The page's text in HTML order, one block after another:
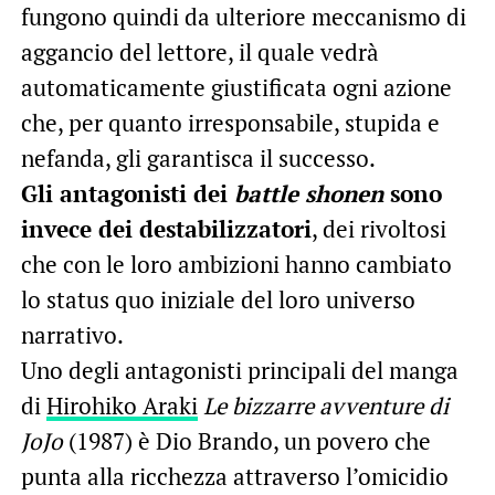
fungono quindi da ulteriore meccanismo di
aggancio del lettore, il quale vedrà
automaticamente giustificata ogni azione
che, per quanto irresponsabile, stupida e
nefanda, gli garantisca il successo.
Gli antagonisti dei battle shonensono
invece dei destabilizzatori, dei rivoltosi
che con le loro ambizioni hanno cambiato
lo status quo iniziale del loro universo
narrativo.
Uno degli antagonisti principali del manga
diHirohiko ArakiLe bizzarre avventure di
JoJo(1987) è Dio Brando, un povero che
punta alla ricchezza attraverso l’omicidio